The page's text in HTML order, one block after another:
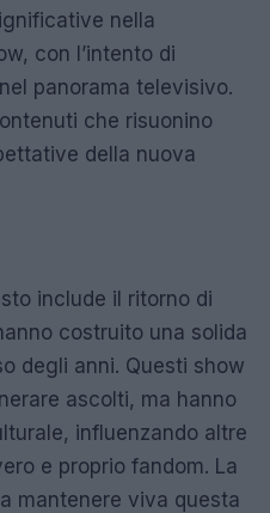
nella
con l’intento di
panorama televisivo.
che risuonino
della nuova
include il ritorno di
costruito una solida
degli anni. Questi show
ascolti, ma hanno
influenzando altre
e proprio fandom. La
mantenere viva questa